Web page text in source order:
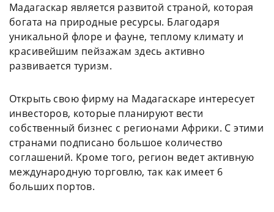
Мадагаскар является развитой страной, которая
богата на природные ресурсы. Благодаря
уникальной флоре и фауне, теплому климату и
красивейшим пейзажам здесь активно
развивается туризм.
Открыть свою фирму на Мадагаскаре интересует
инвесторов, которые планируют вести
собственный бизнес с регионами Африки. С этими
странами подписано большое количество
соглашений. Кроме того, регион ведет активную
международную торговлю, так как имеет 6
больших портов.